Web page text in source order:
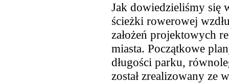
Jak dowiedzieliśmy się
ścieżki rowerowej
założeń projektowych
miasta. Początkowe
długości parku,
został zrealizowany ze